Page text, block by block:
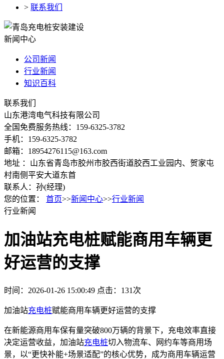
> 联系我们
新闻中心
公司新闻
行业新闻
知识百科
联系我们
山东港湾电气科技有限公司
全国免费服务热线：159-6325-3782
手机：159-6325-3782
邮箱：18954276115@163.com
地址 ：山东省青岛市胶州市胶西街道胶西工业园内、贺家屯
村南侧平安大道东首
联系人：孙(经理)
您的位置：
首页>>新闻中心>>行业新闻
行业新闻
加油站充电桩赋能商用车辆更
好运营的支撑
时间：2026-01-26 15:00:49 点击：131次
加油站充电桩赋能商用车辆更好运营的支撑
在新能源商用车保有量突破800万辆的背景下，充电效率直接
决定运营收益，加油站充电桩切入物流车、网约车等商用场
景，以“更快补能+场景适配”的核心优势，成为商用车辆运营